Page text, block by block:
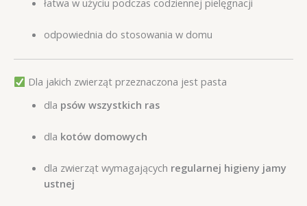
odpowiednia do stosowania w domu
Dla jakich zwierząt przeznaczona jest pasta
dla psów wszystkich ras
dla kotów domowych
dla zwierząt wymagających regularnej higieny jamy
ustnej